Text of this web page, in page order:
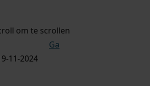
om te scrollen
Ga
11-2024